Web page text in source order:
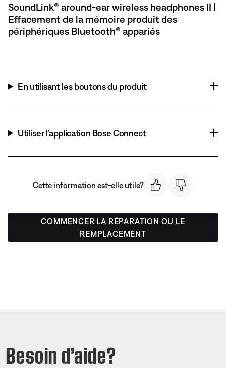
SoundLink® around-ear wireless headphones II |
Effacement de la mémoire produit des
périphériques Bluetooth® appariés
En utilisant les boutons du produit
Utiliser l’application Bose Connect
Cette information est-elle utile?
COMMENCER LA RÉPARATION OU LE
REMPLACEMENT
Besoin d’aide?